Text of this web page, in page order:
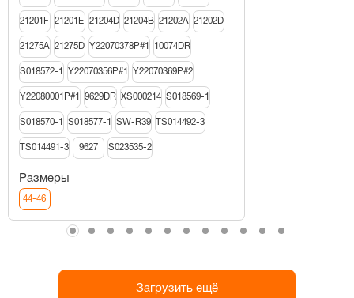
21201F 21201E 21204D 21204B 21202A 21202D
21275A 21275D Y22070378P#1 10074DR
S018572-1 Y22070356P#1 Y22070369P#2
Y22080001P#1 9629DR XS000214 S018569-1
S018570-1 S018577-1 SW-R39 TS014492-3
TS014491-3 9627 S023535-2
Размеры
44-46
Загрузить ещё